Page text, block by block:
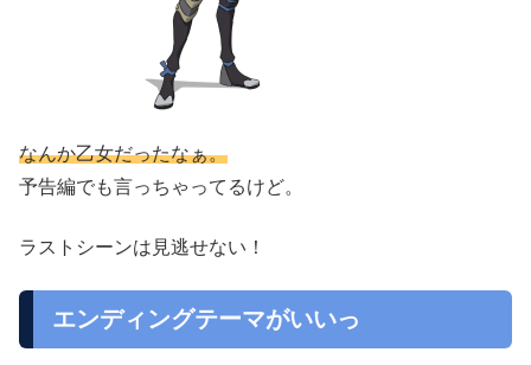
なんか乙女だったなぁ。
予告編でも言っちゃってるけど。
ラストシーンは見逃せない！
エンディングテーマがいいっ